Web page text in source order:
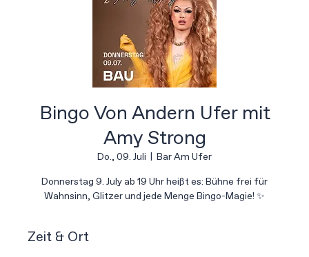
Bingo Von Andern Ufer mit
Amy Strong
Do., 09. Juli
Bar Am Ufer
Donnerstag 9. July ab 19 Uhr heißt es: Bühne frei für
Wahnsinn, Glitzer und jede Menge Bingo-Magie! ✨
Zeit & Ort